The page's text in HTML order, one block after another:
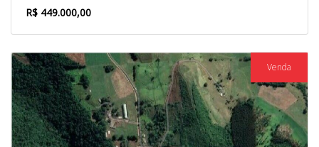
R$ 449.000,00
Venda